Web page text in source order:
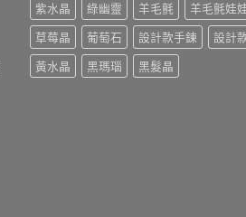
紫水晶
綠幽靈 羊毛氈 羊毛氈娃
草莓晶
葡萄石 設計款手鍊 設計
黃水晶
黑瑪瑙 黑髮晶